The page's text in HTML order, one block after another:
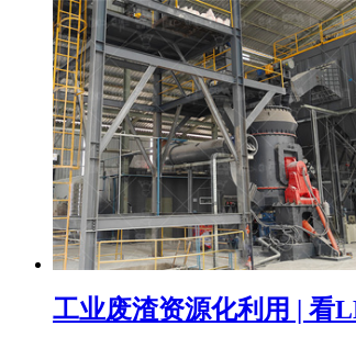
工业废渣资源化利用 | 看